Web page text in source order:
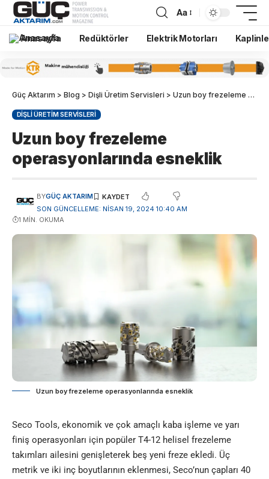
Aa
Anasayfa Redüktörler Elektrik Motorları
Güç Aktarım > Blog > Dişli Üretim Servisleri > Uzun boy frezeleme operasyonlarında esneklik
DIŞLI ÜRETIM SERVISLERI
Uzun boy frezeleme
operasyonlarında esneklik
SON GÜNCELLEME: NISAN 19, 2024 10:40 AM
BYGÜÇ AKTARIM
1 MIN. OKUMA
Uzun boy frezeleme operasyonlarında esneklik
Seco Tools, ekonomik ve çok amaçlı kaba işleme ve yarı
finiş operasyonları için popüler T4-12 helisel frezeleme
takımları ailesini genişleterek beş yeni freze ekledi. Üç
metrik ve iki inç boyutlarının eklenmesi, Seco’nun çapları 40